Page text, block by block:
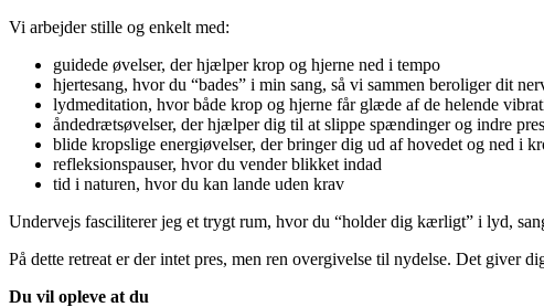
Vi arbejder stille og enkelt med:
guidede øvelser, der hjælper krop og hjerne ned i tempo
hjertesang, hvor du “bades” i min sang, så vi sammen beroliger dit
lydmeditation, hvor både krop og hjerne får glæde af de helende
åndedrætsøvelser, der hjælper dig til at slippe spændinger og indre pres
blide kropslige energiøvelser, der bringer dig ud af hovedet og ned i
refleksionspauser, hvor du vender blikket indad
tid i naturen, hvor du kan lande uden krav
Undervejs fasciliterer jeg et trygt rum, hvor du “holder dig kærligt” i lyd,
På dette retreat er der intet pres, men ren overgivelse til nydelse. Det giver
Du vil opleve at du